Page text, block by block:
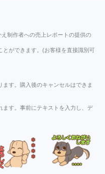
制作者への売上レポートの提供の
とができます。(お客様を直接識別可
す。購入後のキャンセルはできま
ます。事前にテキストを入力し、デ